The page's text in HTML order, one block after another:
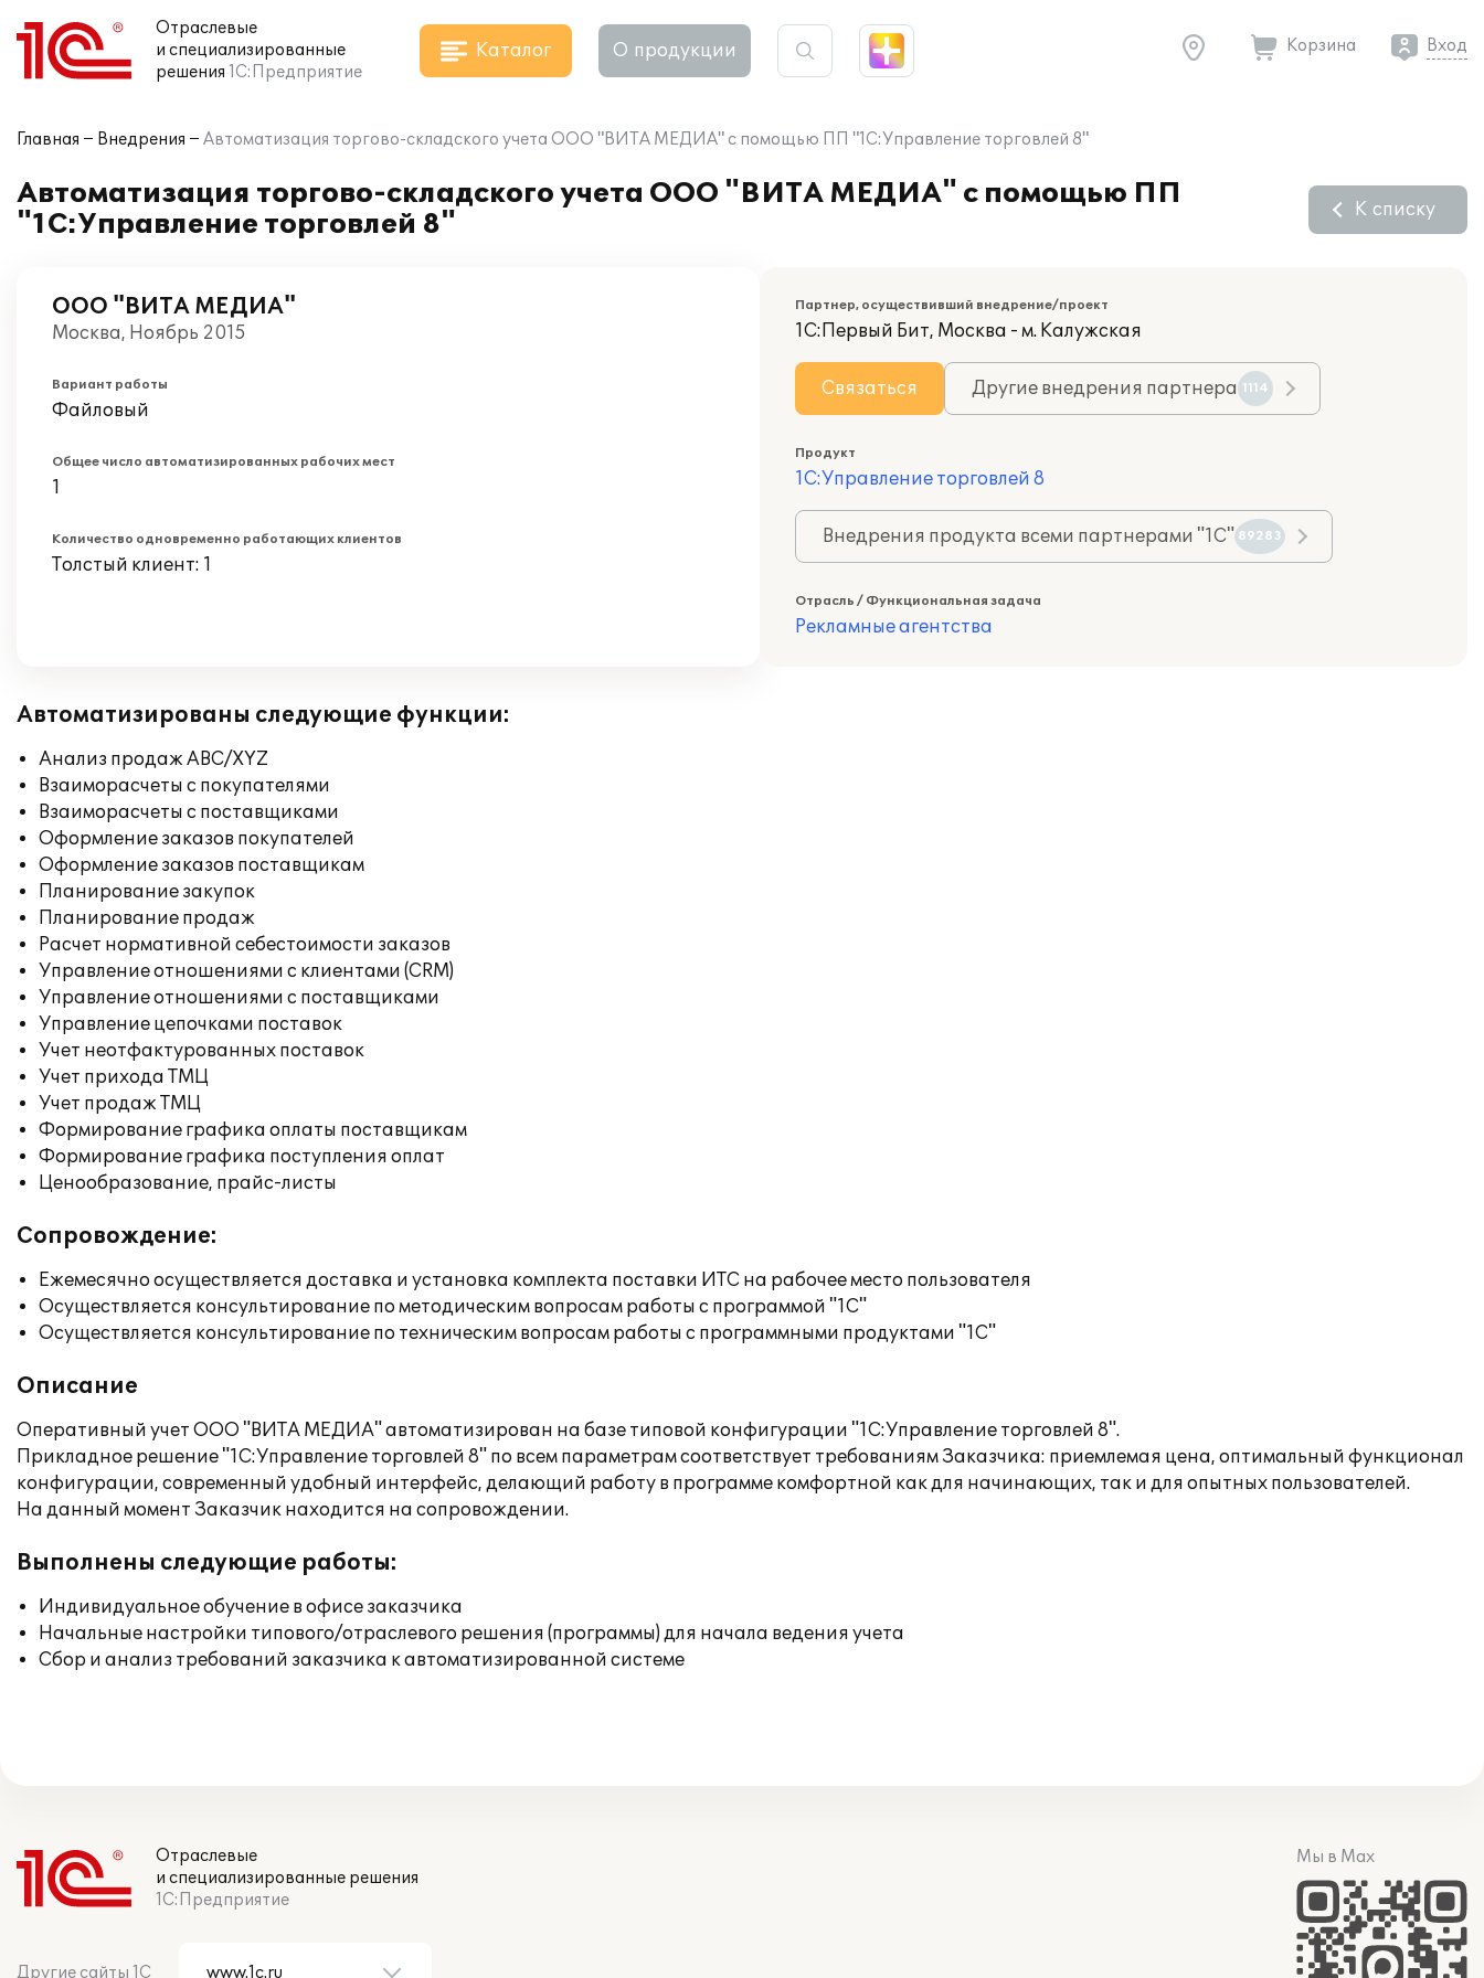
Отраслевые
и специализированные
решения 1С:Предприятие
Каталог О продукции Корзина Вход
Главная Внедрения Автоматизация торгово-складского учета ООО "ВИТА МЕДИА" с помощью ПП "1С:Управление торговлей 8"
Автоматизация торгово-складского учета ООО "ВИТА МЕДИА" с помощью ПП
"1С:Управление торговлей 8"
К списку
ООО "ВИТА МЕДИА"
Москва, Ноябрь 2015
Вариант работы
Файловый
Общее число автоматизированных рабочих мест
1
Количество одновременно работающих клиентов
Толстый клиент: 1
Партнер, осуществивший внедрение/проект
1С:Первый Бит, Москва - м. Калужская
Связаться Другие внедрения партнера 1114
Продукт
1С:Управление торговлей 8
Внедрения продукта всеми партнерами "1С" 89283
Отрасль / Функциональная задача
Рекламные агентства
Автоматизированы следующие функции:
Анализ продаж ABC/XYZ
Взаиморасчеты с покупателями
Взаиморасчеты с поставщиками
Оформление заказов покупателей
Оформление заказов поставщикам
Планирование закупок
Планирование продаж
Расчет нормативной себестоимости заказов
Управление отношениями с клиентами (CRM)
Управление отношениями с поставщиками
Управление цепочками поставок
Учет неотфактурованных поставок
Учет прихода ТМЦ
Учет продаж ТМЦ
Формирование графика оплаты поставщикам
Формирование графика поступления оплат
Ценообразование, прайс-листы
Сопровождение:
Ежемесячно осуществляется доставка и установка комплекта поставки ИТС на рабочее место пользователя
Осуществляется консультирование по методическим вопросам работы с программой "1С"
Осуществляется консультирование по техническим вопросам работы с программными продуктами "1С"
Описание
Оперативный учет ООО "ВИТА МЕДИА" автоматизирован на базе типовой конфигурации "1С:Управление торговлей 8".
Прикладное решение "1С:Управление торговлей 8" по всем параметрам соответствует требованиям Заказчика: приемлемая цена, оптимальный функционал
конфигурации, современный удобный интерфейс, делающий работу в программе комфортной как для начинающих, так и для опытных пользователей.
На данный момент Заказчик находится на сопровождении.
Выполнены следующие работы:
Индивидуальное обучение в офисе заказчика
Начальные настройки типового/отраслевого решения (программы) для начала ведения учета
Сбор и анализ требований заказчика к автоматизированной системе
Отраслевые
и специализированные решения
1С:Предприятие
Другие сайты 1С
Мы в Max